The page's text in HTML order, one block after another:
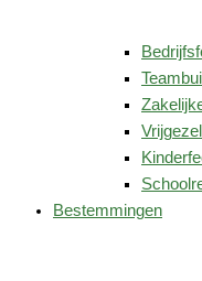
Bestemmingen